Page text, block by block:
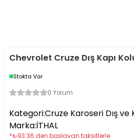
Chevrolet Cruze Dış Kapı
Stokta Var
0 Yorum
Kategori:Cruze Karoseri Dış
Marka:İTHAL
*₺93.36 den başlayan taksitlerle